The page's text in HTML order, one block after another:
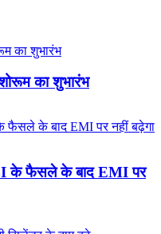
का शुभारंभ
के फैसले के बाद EMI पर